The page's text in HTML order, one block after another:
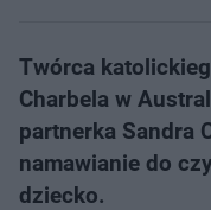
Twórca
Charbela w
partnerka Sandra
namawianie do
dziecko.